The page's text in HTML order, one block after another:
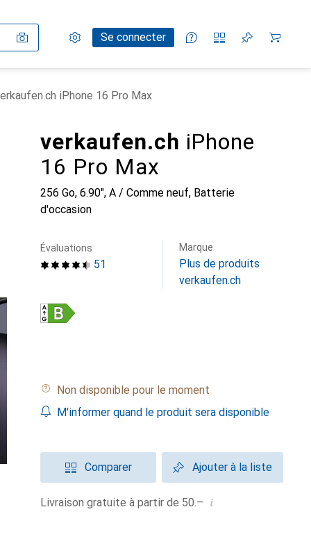
Paramètres
Compte clientSe connecter
Listes de comparaison
Listes d'envies
Panier
iPhone 16 Pro Max
verkaufen.ch iPhone
16 Pro Max
256 Go, 6.90", A / Comme neuf, Batterie
d'occasion
51
Évaluations Marque
Plus de produits
verkaufen.ch
Non disponible pour le moment
M'informer quand le produit sera disponible
Comparer Ajouter à la liste
Livraison gratuite à partir de 50.– i